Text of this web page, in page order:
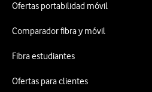
Ofertas portabilidad móvil
Comparador fibra y móvil
Fibra estudiantes
Ofertas para clientes